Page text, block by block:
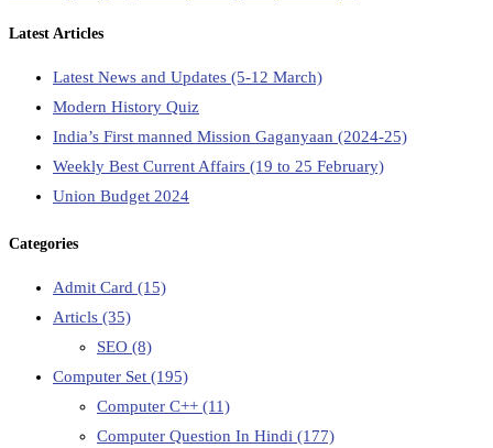
Latest Articles
Latest News and Updates (5-12 March)
Modern History Quiz
India’s First manned Mission Gaganyaan (2024-25)
Weekly Best Current Affairs (19 to 25 February)
Union Budget 2024
Categories
Admit Card (15)
Articls (35)
SEO (8)
Computer Set (195)
Computer C++ (11)
Computer Question In Hindi (177)